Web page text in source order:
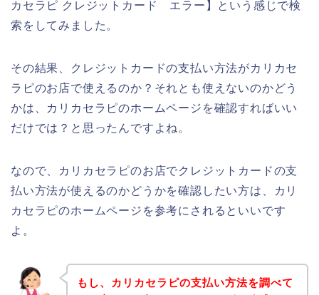
カセラピ クレジットカード エラー】という感じで検
索をしてみました。
その結果、クレジットカードの支払い方法がカリカセ
ラピのお店で使えるのか？それとも使えないのかどう
かは、カリカセラピのホームページを確認すればいい
だけでは？と思ったんですよね。
なので、カリカセラピのお店でクレジットカードの支
払い方法が使えるのかどうかを確認したい方は、カリ
カセラピのホームページを参考にされるといいです
よ。
もし、カリカセラピの支払い方法を調べて